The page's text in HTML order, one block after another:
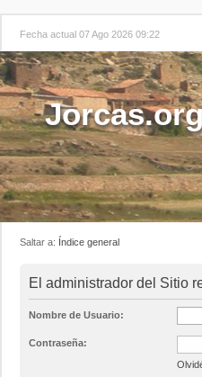
Fecha actual 07 Ago 2026 09:22
Saltar a: Índice general
El administrador del Sitio
Nombre de Usuario:
Contraseña: